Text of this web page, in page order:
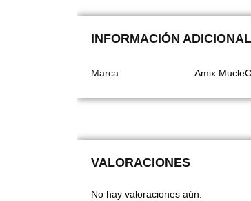
INFORMACIÓN ADICIONAL
Marca Amix
VALORACIONES
No hay valoraciones aún.